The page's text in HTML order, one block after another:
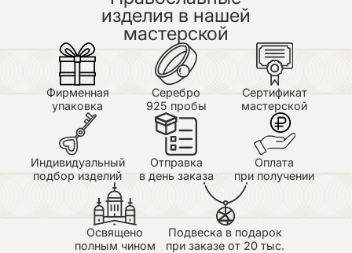
изделия в нашей
мастерской
Фирменная
упаковка
Серебро
925 пробы
Сертификат
мастерской
Индивидуальный
подбор изделий
Отправка
в день заказа
Оплата
при получении
Освящено
полным чином
Подвеска в подарок
при заказе от 20 тыс.